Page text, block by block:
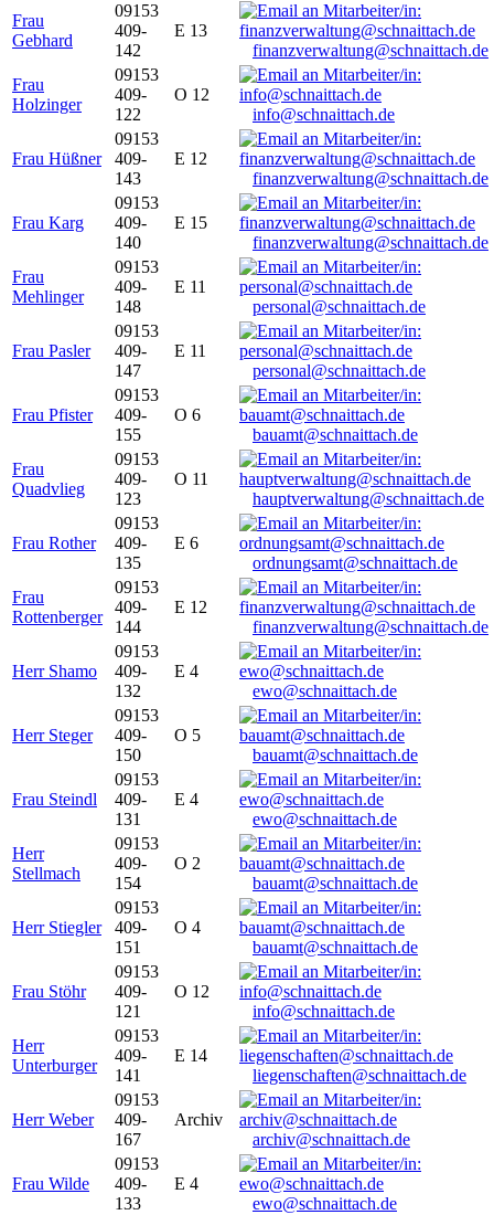
Frau
Gebhard
09153
409-
142
E 13
finanzverwaltung@schnaittach.de
Frau
Holzinger
09153
409-
122
O 12
info@schnaittach.de
Frau Hüßner
09153
409-
143
E 12
finanzverwaltung@schnaittach.de
Frau Karg
09153
409-
140
E 15
finanzverwaltung@schnaittach.de
Frau
Mehlinger
09153
409-
148
E 11
personal@schnaittach.de
Frau Pasler
09153
409-
147
E 11
personal@schnaittach.de
Frau Pfister
09153
409-
155
O 6
bauamt@schnaittach.de
Frau
Quadvlieg
09153
409-
123
O 11
hauptverwaltung@schnaittach.de
Frau Rother
09153
409-
135
E 6
ordnungsamt@schnaittach.de
Frau
Rottenberger
09153
409-
144
E 12
finanzverwaltung@schnaittach.de
Herr Shamo
09153
409-
132
E 4
ewo@schnaittach.de
Herr Steger
09153
409-
150
O 5
bauamt@schnaittach.de
Frau Steindl
09153
409-
131
E 4
ewo@schnaittach.de
Herr
Stellmach
09153
409-
154
O 2
bauamt@schnaittach.de
Herr Stiegler
09153
409-
151
O 4
bauamt@schnaittach.de
Frau Stöhr
09153
409-
121
O 12
info@schnaittach.de
Herr
Unterburger
09153
409-
141
E 14
liegenschaften@schnaittach.de
Herr Weber
09153
409-
167
Archiv
archiv@schnaittach.de
Frau Wilde
09153
409-
133
E 4
ewo@schnaittach.de